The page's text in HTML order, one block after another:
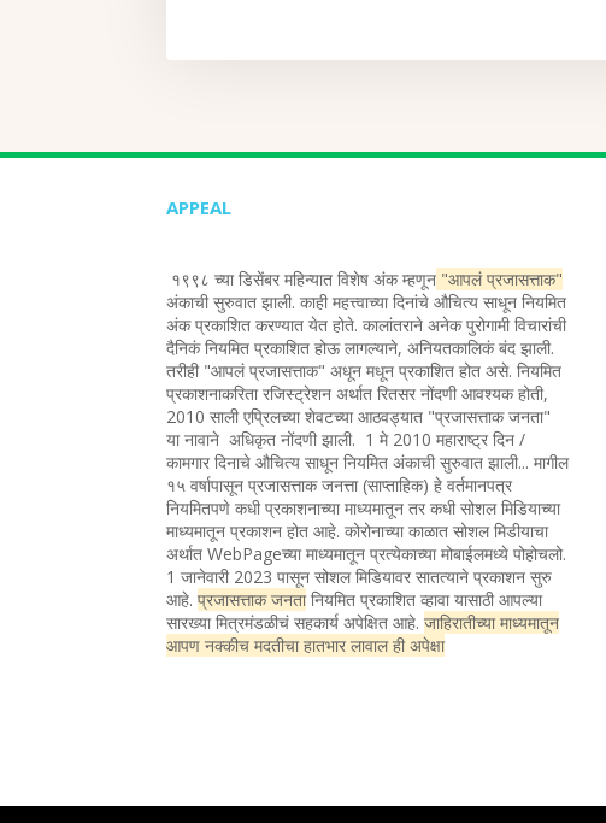
APPEAL
१९९८ च्या डिसेंबर महिन्यात विशेष अंक म्हणून "आपलं प्रजासत्ताक"
अंकाची सुरुवात झाली. काही महत्त्वाच्या दिनांचे औचित्य साधून नियमित
अंक प्रकाशित करण्यात येत होते. कालांतराने अनेक पुरोगामी विचारांची
दैनिकं नियमित प्रकाशित होऊ लागल्याने, अनियतकालिकं बंद झाली.
तरीही "आपलं प्रजासत्ताक" अधून मधून प्रकाशित होत असे. नियमित
प्रकाशनाकरिता रजिस्ट्रेशन अर्थात रितसर नोंदणी आवश्यक होती,
2010 साली एप्रिलच्या शेवटच्या आठवड्यात "प्रजासत्ताक जनता"
या नावाने अधिकृत नोंदणी झाली. 1 मे 2010 महाराष्ट्र दिन /
कामगार दिनाचे औचित्य साधून नियमित अंकाची सुरुवात झाली... मागील
१५ वर्षापासून प्रजासत्ताक जनत्ता (साप्ताहिक) हे वर्तमानपत्र
नियमितपणे कधी प्रकाशनाच्या माध्यमातून तर कधी सोशल मिडियाच्या
माध्यमातून प्रकाशन होत आहे. कोरोनाच्या काळात सोशल मिडीयाचा
अर्थात WebPageच्या माध्यमातून प्रत्येकाच्या मोबाईलमध्ये पोहोचलो.
1 जानेवारी 2023 पासून सोशल मिडियावर सातत्याने प्रकाशन सुरु
आहे. प्रजासत्ताक जनतानियमित प्रकाशित व्हावा यासाठी आपल्या
सारख्या मित्रमंडळीचं सहकार्य अपेक्षित आहे. जाहिरातीच्या माध्यमातून
आपण नक्कीच मदतीचा हातभार लावाल ही अपेक्षा